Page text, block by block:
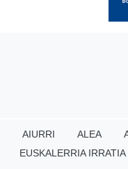
AIURRI ALEA
EUSKALERRIA IRRATIA